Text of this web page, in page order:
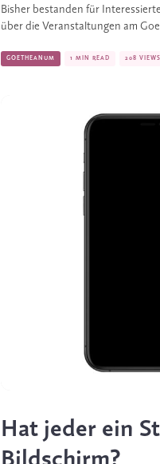
Bisher bestanden für
über die Veranstaltungen am
GOETHEANUM 1 MIN READ 208 VIEWS
Hat jeder ein